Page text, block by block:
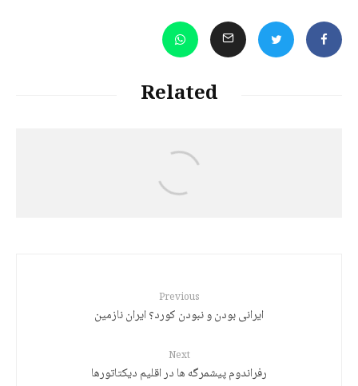
Related
Previous
ایرانی بودن و نبودن کورد؟ ایران نازمین
Next
رفراندوم پیشمرگه ها در اقلیم دیکتاتورها